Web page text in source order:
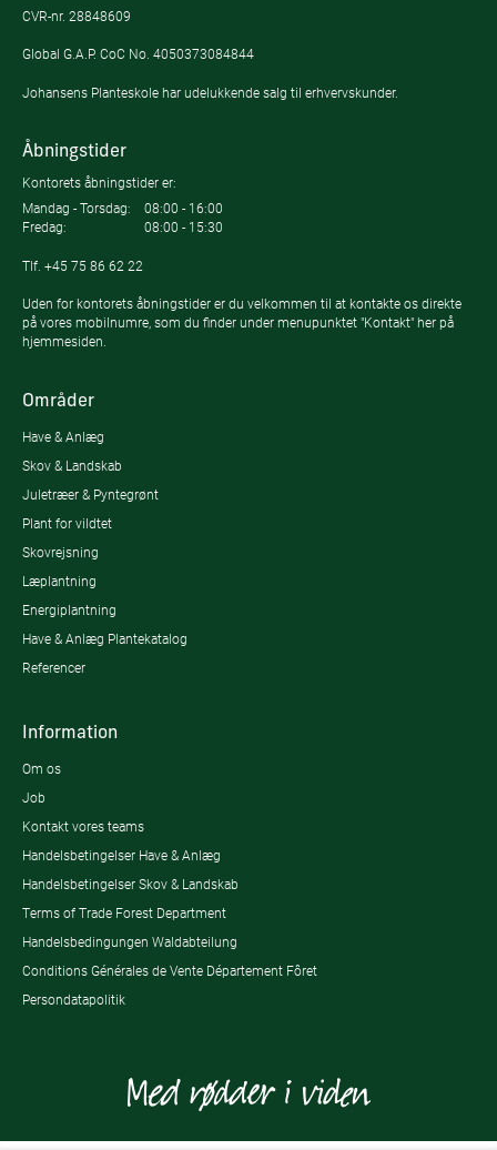
CVR-nr. 28848609
Global G.A.P. CoC No. 4050373084844
Johansens Planteskole har udelukkende salg til erhvervskunder.
Åbningstider
Kontorets åbningstider er:
Mandag - Torsdag:
08:00 - 16:00
Fredag:
08:00 - 15:30
Tlf. +45 75 86 62 22
Uden for kontorets åbningstider er du velkommen til at kontakte os direkte
på vores mobilnumre, som du finder under menupunktet "Kontakt" her på
hjemmesiden.
Områder
Have & Anlæg
Skov & Landskab
Juletræer & Pyntegrønt
Plant for vildtet
Skovrejsning
Læplantning
Energiplantning
Have & Anlæg Plantekatalog
Referencer
Information
Om os
Job
Kontakt vores teams
Handelsbetingelser Have & Anlæg
Handelsbetingelser Skov & Landskab
Terms of Trade Forest Department
Handelsbedingungen Waldabteilung
Conditions Générales de Vente Département Fôret
Persondatapolitik